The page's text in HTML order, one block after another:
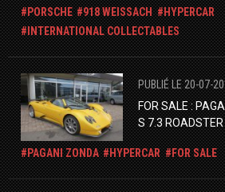
PORSCHE
918 WEISSACH
HYPERCAR
INTERNATIONAL COLLECTABLES
PUBLIÉ LE 20-07-
FOR SALE :
S 7.3 ROADSTER
PAGANI ZONDA HYPERCAR FOR SALE